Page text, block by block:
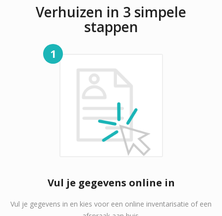
Verhuizen in 3 simpele
stappen
1
Vul je gegevens online in
Vul je gegevens in en kies voor een online inventarisatie of een